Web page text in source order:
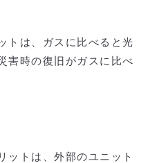
トは、ガスに比べると光
害時の復旧がガスに比べ
ットは、外部のユニット